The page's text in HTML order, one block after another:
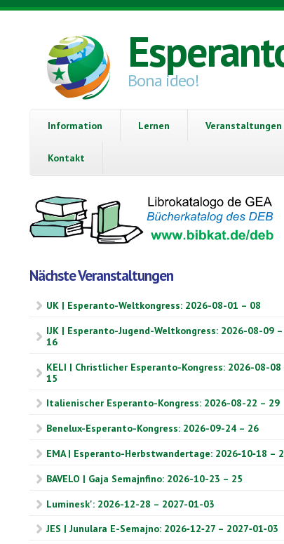
Direkt zum Inhalt
Bona ideo!
Information Lernen Veranstaltungen
Kontakt
Nächste Veranstaltungen
UK | Esperanto-Weltkongress: 2026-08-01 – 08
IJK | Esperanto-Jugend-Weltkongress: 2026-08-09 –
16
KELI | Christlicher Esperanto-Kongress: 2026-08-08
15
Italienischer Esperanto-Kongress: 2026-08-22 – 29
Benelux-Esperanto-Kongress: 2026-09-24 – 26
EMA | Esperanto-Herbstwandertage: 2026‑10‑18 –
BAVELO | Gaja Semajnfino: 2026-10-23 – 25
Luminesk': 2026-12-28 – 2027-01-03
JES | Junulara E-Semajno: 2026‑12‑27 – 2027‑01‑03